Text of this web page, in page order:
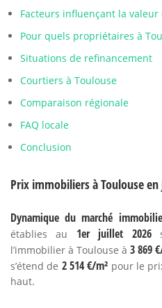
Facteurs influençant la
Pour quels propriétaires à
Situations de refinancement
Courtiers à Toulouse
Comparaison régionale
FAQ locale
Conclusion
Prix immobiliers à Toulouse
Dynamique du marché
établies au 1er juillet 2026
l’immobilier à Toulouse à 3 869
s’étend de 2 514 €/m² pour le
haut.